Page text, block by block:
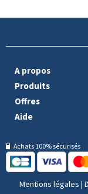
A propos
Produits
Offres
Aide
Achats 100% sécurisés
Mentions légales |